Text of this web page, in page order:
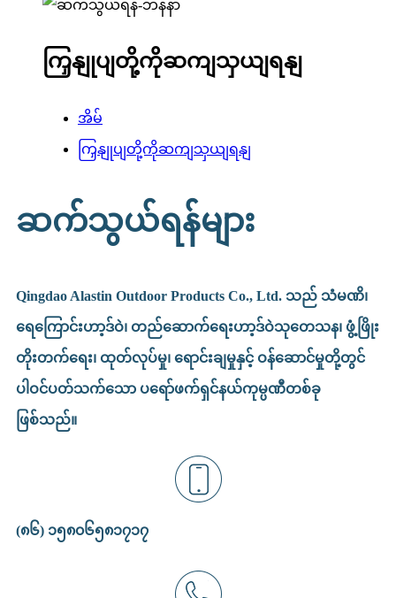
ကြှနျုပျတို့ကိုဆကျသှယျရနျ
အိမ်
ကြှနျုပျတို့ကိုဆကျသှယျရနျ
ဆက်သွယ်ရန်များ
Qingdao Alastin Outdoor Products Co., Ltd. သည် သံမဏိ၊
ရေကြောင်းဟာ့ဒ်ဝဲ၊ တည်ဆောက်ရေးဟာ့ဒ်ဝဲသုတေသန၊ ဖွံ့ဖြိုး
တိုးတက်ရေး၊ ထုတ်လုပ်မှု၊ ရောင်းချမှုနှင့် ဝန်ဆောင်မှုတို့တွင်
ပါဝင်ပတ်သက်သော ပရော်ဖက်ရှင်နယ်ကုမ္ပဏီတစ်ခု
ဖြစ်သည်။
(၈၆) ၁၅၈၀၆၅၈၁၇၁၇